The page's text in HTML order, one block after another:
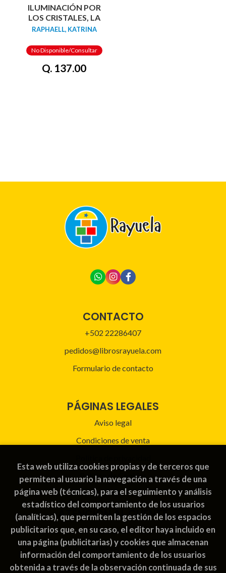
ILUMINACIÓN POR
LOS CRISTALES, LA
RAPHAELL, KATRINA
No Disponible/Consultar
Q. 137.00
CONTACTO
+502 22286407
pedidos@librosrayuela.com
Formulario de contacto
PÁGINAS LEGALES
Aviso legal
Condiciones de venta
Política de Cookies
ATENCIÓN AL CLIENTE
Quiénes somos
Pedidos especiales
Esta web utiliza cookies propias y de terceros que
permiten al usuario la navegación a través de una
página web (técnicas), para el seguimiento y análisis
estadístico del comportamiento de los usuarios
(analíticas), que permiten la gestión de los espacios
publicitarios que, en su caso, el editor haya incluido en
una página (publicitarias) y cookies que almacenan
información del comportamiento de los usuarios
obtenida a través de la observación continuada de sus